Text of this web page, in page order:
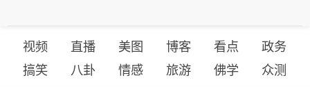
视频 直播 美图 博客 看点
政务
搞笑
八卦 情感 旅游 佛学 众测